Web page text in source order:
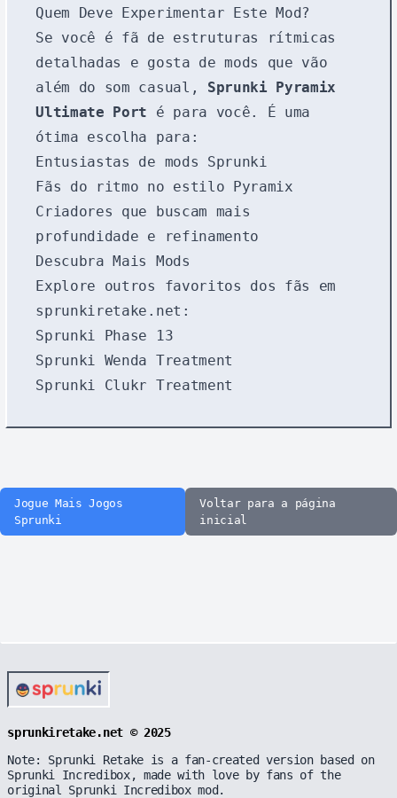
Quem Deve Experimentar Este Mod?
Se você é fã de estruturas rítmicas
detalhadas e gosta de mods que vão
além do som casual, Sprunki Pyramix
Ultimate Port é para você. É uma
ótima escolha para:
Entusiastas de mods Sprunki
Fãs do ritmo no estilo Pyramix
Criadores que buscam mais
profundidade e refinamento
Descubra Mais Mods
Explore outros favoritos dos fãs em
sprunkiretake.net :
Sprunki Phase 13
Sprunki Wenda Treatment
Sprunki Clukr Treatment
Jogue Mais Jogos
Sprunki
Voltar para a página
inicial
sprunkiretake.net © 2025
Note: Sprunki Retake is a fan-created version based on
Sprunki Incredibox, made with love by fans of the
original Sprunki Incredibox mod.